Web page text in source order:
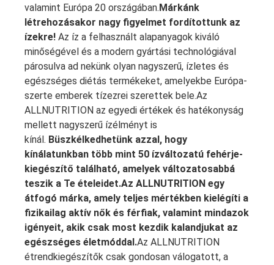
valamint Európa 20 országában.Márkánk
létrehozásakor nagy figyelmet fordítottunk az
ízekre! Az íz a felhasznált alapanyagok kiváló
minőségével és a modern gyártási technológiával
párosulva ad nekünk olyan nagyszerű, ízletes és
egészséges diétás termékeket, amelyekbe Európa-
szerte emberek tízezrei szerettek bele.Az
ALLNUTRITION az egyedi értékek és hatékonyság
mellett nagyszerű ízélményt is
kínál. Büszkélkedhetünk azzal, hogy
kínálatunkban több mint 50 ízváltozatú fehérje-
kiegészítő található, amelyek változatosabbá
teszik a Te ételeidet.Az ALLNUTRITION egy
átfogó márka, amely teljes mértékben kielégíti a
fizikailag aktív nők és férfiak, valamint mindazok
igényeit, akik csak most kezdik kalandjukat az
egészséges életmóddal.Az ALLNUTRITION
étrendkiegészítők csak gondosan válogatott, a